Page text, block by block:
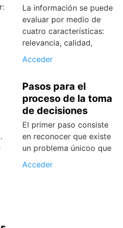
La información se puede
evaluar por medio de
cuatro características:
relevancia, calidad,
Acceder
Pasos para el
proceso de la toma
de decisiones
El primer paso consiste
en reconocer que existe
un problema únicoo que
Acceder